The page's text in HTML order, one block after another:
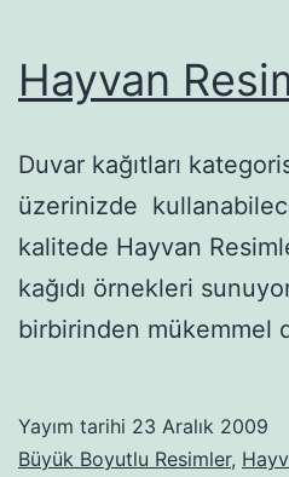
Hayvan
Duvar kağıtları
üzerinizde
kalitede Hayvan
kağıdı örnekleri
birbirinden mükemmel
Yayım tarihi 23 Aralık 2009
Büyük Boyutlu Resimler,